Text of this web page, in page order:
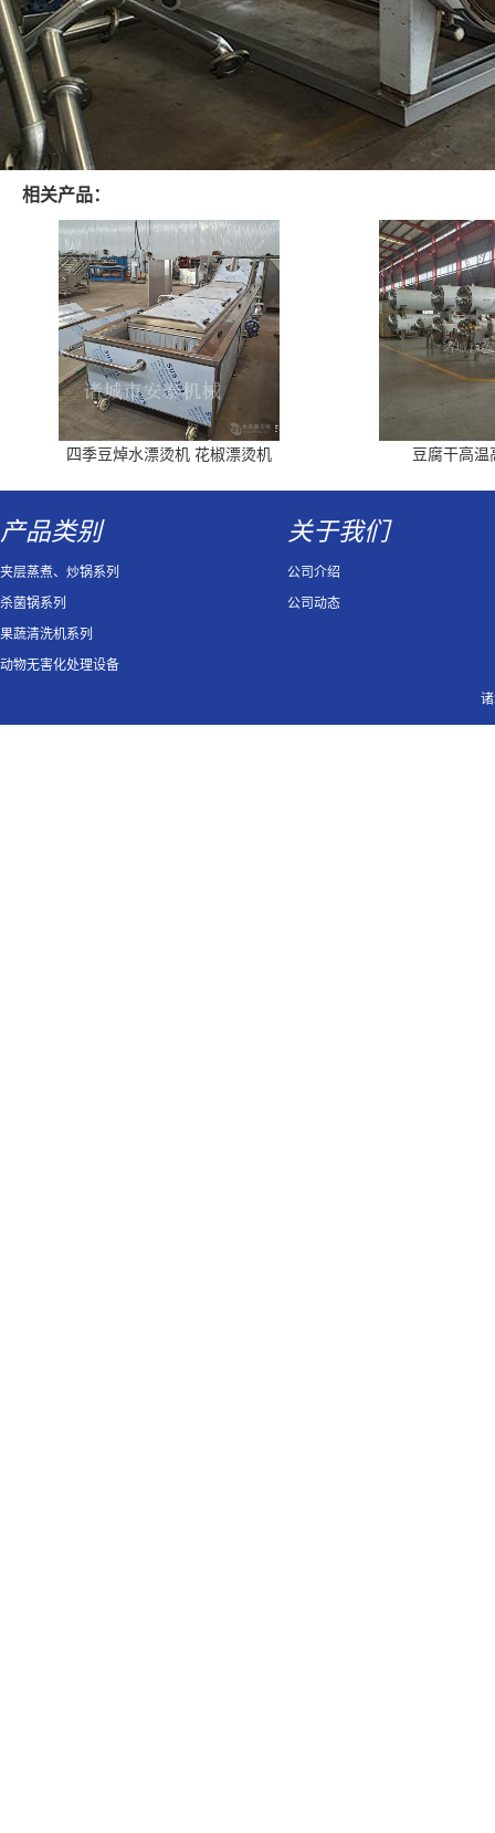
相关产品：
四季豆焯水漂烫机 花椒漂烫机 豆腐干高温
产品类别
夹层蒸煮、炒锅系列
杀菌锅系列
果蔬清洗机系列
动物无害化处理设备
关于我们
公司介绍
公司动态